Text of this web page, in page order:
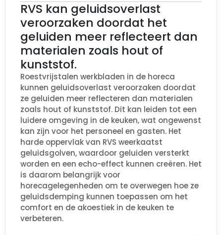
RVS kan geluidsoverlast
veroorzaken doordat het
geluiden meer reflecteert dan
materialen zoals hout of
kunststof.
Roestvrijstalen werkbladen in de horeca
kunnen geluidsoverlast veroorzaken doordat
ze geluiden meer reflecteren dan materialen
zoals hout of kunststof. Dit kan leiden tot een
luidere omgeving in de keuken, wat ongewenst
kan zijn voor het personeel en gasten. Het
harde oppervlak van RVS weerkaatst
geluidsgolven, waardoor geluiden versterkt
worden en een echo-effect kunnen creëren. Het
is daarom belangrijk voor
horecagelegenheden om te overwegen hoe ze
geluidsdemping kunnen toepassen om het
comfort en de akoestiek in de keuken te
verbeteren.